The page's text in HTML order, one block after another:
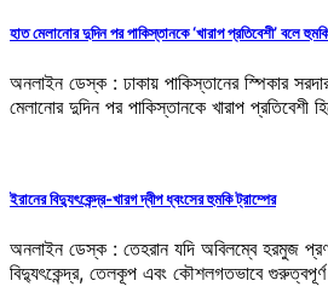
হাত মেলানোর দুদিন পর পাকিস্তানকে ‘খারাপ প্রতিবেশী’ বলে
অনলাইন ডেস্ক : ঢাকায় পাকিস্তানের স্পিকার
মেলানোর দুদিন পর পাকিস্তানকে খারাপ প্রতিবেশী
ইরানের বিদ্যুৎকেন্দ্র-খারগ দ্বীপ ধ্বংসের হুমকি ট্রাম্পের
অনলাইন ডেস্ক : তেহরান যদি অবিলম্বে হরমুজ
বিদ্যুৎকেন্দ্র, তেলকূপ এবং কৌশলগতভাবে